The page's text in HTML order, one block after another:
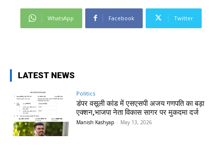
WhatsApp Facebook Twitter
LATEST NEWS
Politics
डंपर वसूली कांड में एसएसपी अजय गणपति का बड़ा
एक्शन,भाजपा नेता विकास सागर पर मुकदमा दर्ज
Manish Kashyap - May 13, 2026